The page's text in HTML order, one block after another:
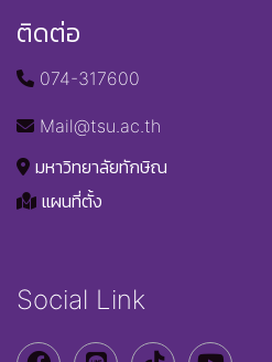
ติดต่อ
074-317600
Mail@tsu.ac.th
มหาวิทยาลัยทักษิณ
แผนที่ตั้ง
Social Link